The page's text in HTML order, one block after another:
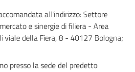
all'indirizzo: Settore
e sinergie di filiera - Area
viale della Fiera, 8 - 40127 Bologna;
presso la sede del predetto